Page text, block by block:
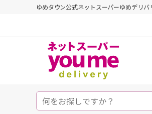
ゆめタウン公式ネットスーパーゆめデリバ